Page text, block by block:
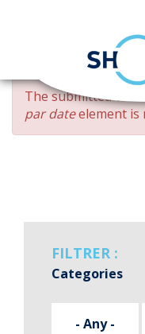
Skip
main
content
ERROR
MESSAGE
The submitted value
par dateelement is
FILTRER :
Categories
- Any -